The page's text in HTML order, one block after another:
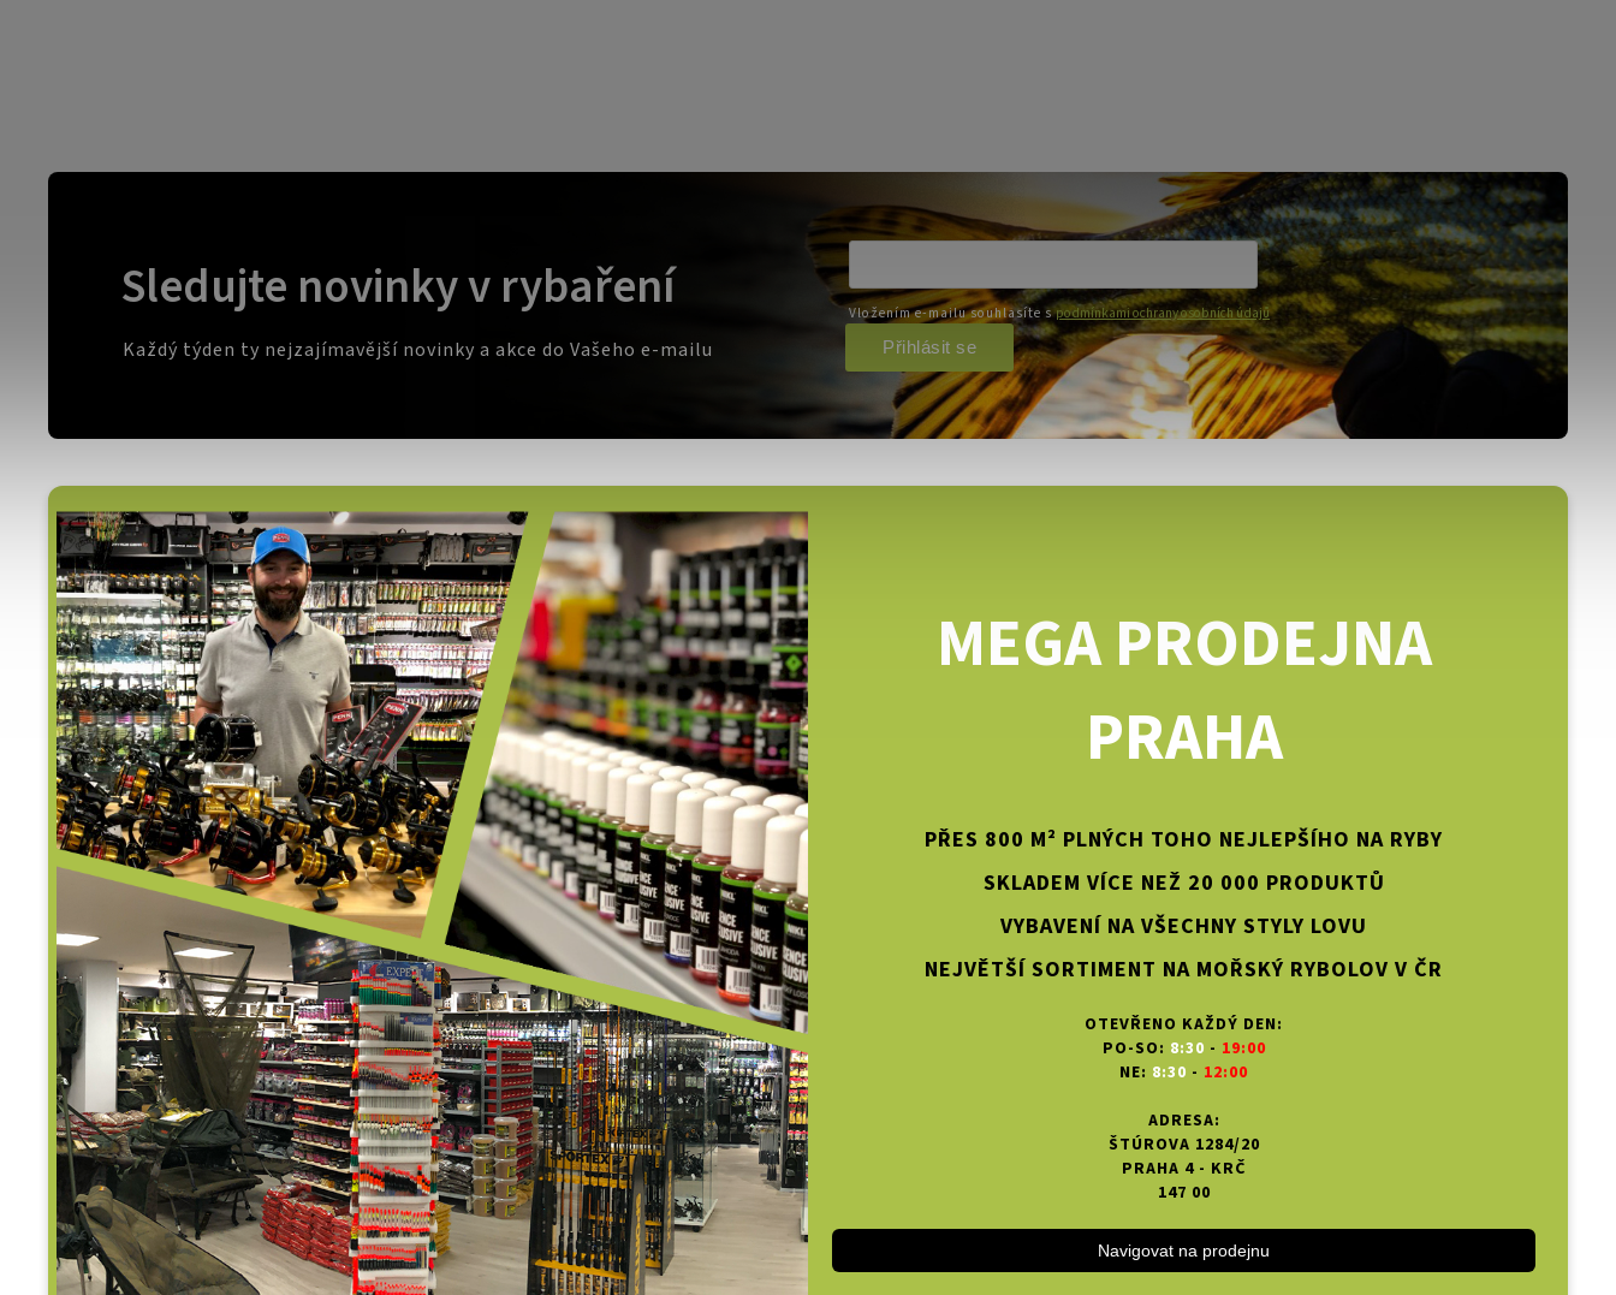
MEGA PRODEJNA
PRAHA
PŘES 800 M² PLNÝCH TOHO NEJLEPŠÍHO NA RYBY
SKLADEM VÍCE NEŽ 20 000 PRODUKTŮ
VYBAVENÍ NA VŠECHNY STYLY LOVU
NEJVĚTŠÍ SORTIMENT NA MOŘSKÝ RYBOLOV V ČR
OTEVŘENO KAŽDÝ DEN:
PO-SO: 8:30 - 19:00
NE: 8:30 - 12:00
ADRESA:
ŠTÚROVA 1284/20
PRAHA 4 - KRČ
147 00
Navigovat na prodejnu
Sledujte novinky v rybaření
Každý týden ty nejzajímavější novinky a akce do Vašeho e-mailu
Vložením e-mailu souhlasíte spodmínkami ochrany osobních údajů
Přihlásit se